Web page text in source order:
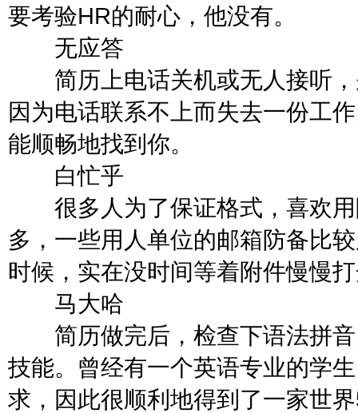
要考验HR的耐心，他没有。
无应答
简历上电话关机或无人接听，
因为电话联系不上而失去一份工
能顺畅地找到你。
白忙乎
很多人为了保证格式，喜欢用
多，一些用人单位的邮箱防备比
时候，实在没时间等着附件慢慢
马大哈
简历做完后，检查下语法拼音
技能。曾经有一个英语专业的学
求，因此很顺利地得到了一家世